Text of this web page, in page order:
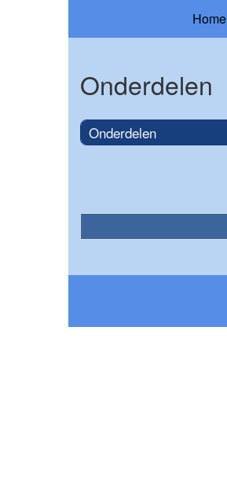
Home
Onderdelen
Onderdelen